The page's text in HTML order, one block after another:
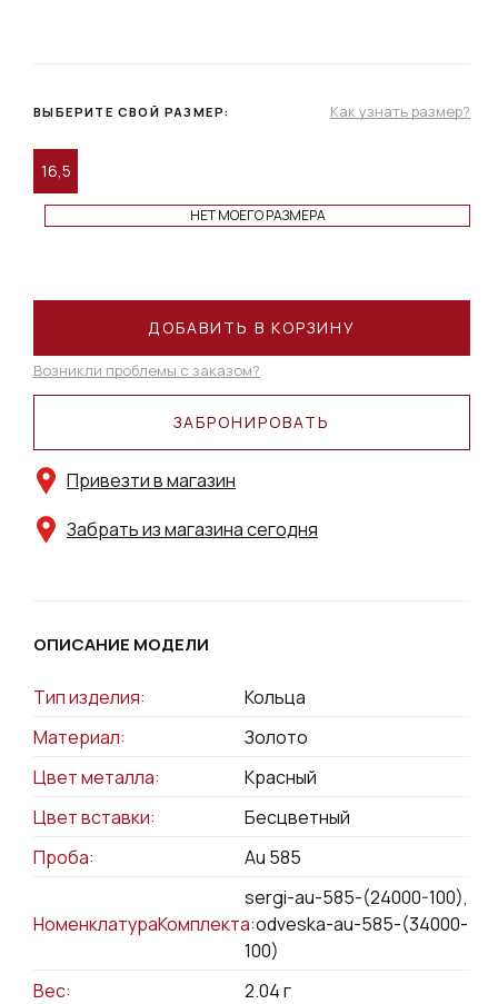
ВЫБЕРИТЕ СВОЙ РАЗМЕР: Как узнать размер?
16,5
НЕТ МОЕГО РАЗМЕРА
ЗАБРОНИРОВАТЬ
Привезти в магазин
Забрать из магазина сегодня
ДОБАВИТЬ В КОРЗИНУ
Возникли проблемы с заказом?
ОПИСАНИЕ МОДЕЛИ
Тип изделия:
Кольца
Материал:
Золото
Цвет металла:
Красный
Цвет вставки:
Бесцветный
Проба:
Au 585
НоменклатураКомплекта:
sergi-au-585-(24000-100),
podveska-au-585-(34000-
100)
Вес:
2.04г